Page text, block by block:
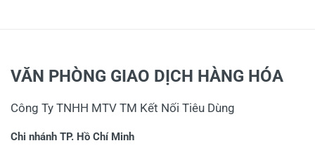
VĂN PHÒNG GIAO DỊCH HÀNG HÓA
Công Ty TNHH MTV TM Kết Nối Tiêu Dùng
Chi nhánh TP. Hồ Chí Minh